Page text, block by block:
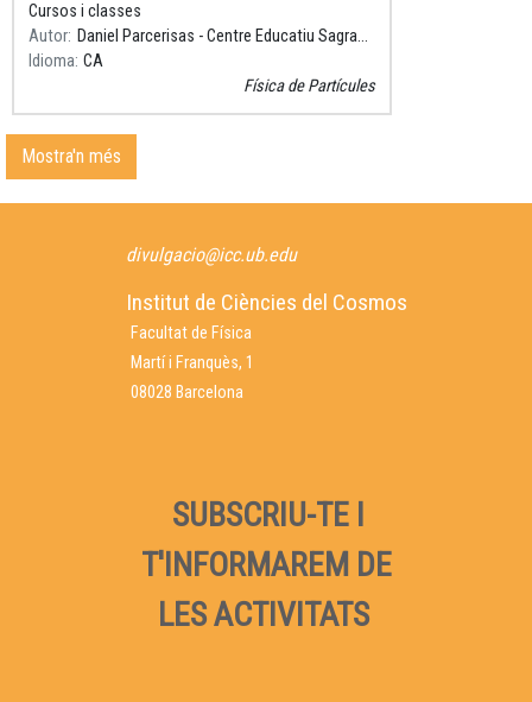
Cursos i classes
Autor
Daniel Parcerisas - Centre Educatiu Sagrada Família, Gavà
Idioma CA
Física de Partícules
Mostra'n més
divulgacio@icc.ub.edu
Institut de Ciències del Cosmos
Facultat de Física
Martí i Franquès, 1
08028 Barcelona
SUBSCRIU-TE I
T'INFORMAREM DE
LES ACTIVITATS